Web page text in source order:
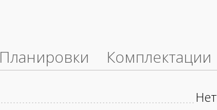
Планировки Комплектации
Нет